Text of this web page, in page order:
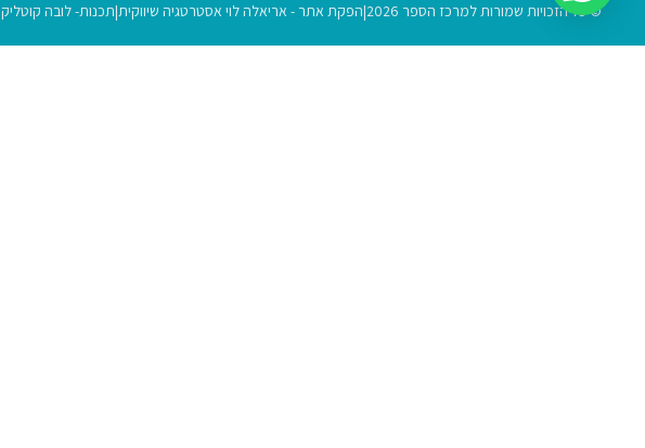
© כל הזכויות שמורות למרכז הספר 2026 |הפקת אתר - אריאלה לוי אסטרטגיה שיווקית|תכנות- לובה קוטליק